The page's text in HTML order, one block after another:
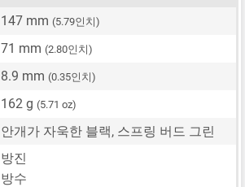
147 mm (5.79인치)
71 mm (2.80인치)
8.9 mm (0.35인치)
162 g (5.71 oz)
안개가 자욱한 블랙, 스프링 버드 그린
방진
방수